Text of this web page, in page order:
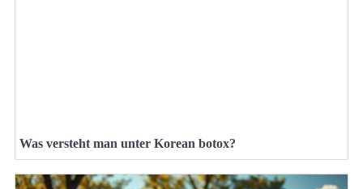
Was versteht man unter Korean botox?